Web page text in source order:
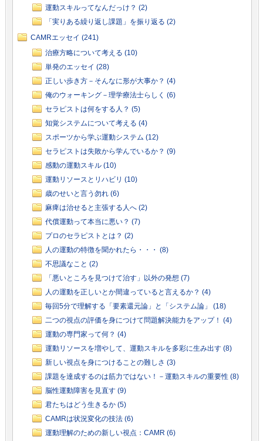
運動スキルってなんだっけ？ (2)
「実りある繰り返し課題」を振り返る (2)
CAMRエッセイ (241)
治療方略について考える (10)
単発のエッセイ (28)
正しい歩き方－そんなに形が大事か？ (4)
俺のウォーキング－理学療法士らしく (6)
セラピストは何をする人？ (5)
知覚システムについて考える (4)
スポーツから学ぶ運動システム (12)
セラピストは失敗から学んでいるか？ (9)
感動の運動スキル (10)
運動リソースとリハビリ (10)
歳のせいと言う勿れ (6)
麻痺は治せると主張する人へ (2)
代償運動って本当に悪い？ (7)
プロのセラピストとは？ (2)
人の運動の特徴を聞かれたら・・・ (8)
不思議なこと (2)
「悪いところを見つけて治す」以外の発想 (7)
人の運動を正しいとか間違っていると言えるか？ (4)
毎回5分で理解する「要素還元論」と「システム論」 (18)
二つの視点の評価を身につけて問題解決能力をアップ！ (4)
運動の専門家って何？ (4)
運動リソースを増やして、運動スキルを多彩に生み出す (8)
新しい視点を身につけることの難しさ (3)
課題を達成するのは筋力ではない！－運動スキルの重要性 (8)
脳性運動障害を見直す (9)
君たちはどう生きるか (5)
CAMRは状況変化の技法 (6)
運動理解のための新しい視点：CAMR (6)